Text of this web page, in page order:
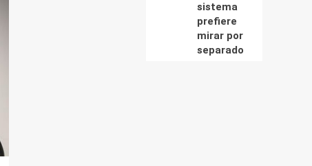
sistema
prefiere
mirar por
separado